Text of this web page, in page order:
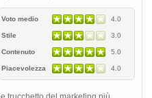
Voto medio 4.0
Stile 3.0
Contenuto 5.0
Piacevolezza 4.0